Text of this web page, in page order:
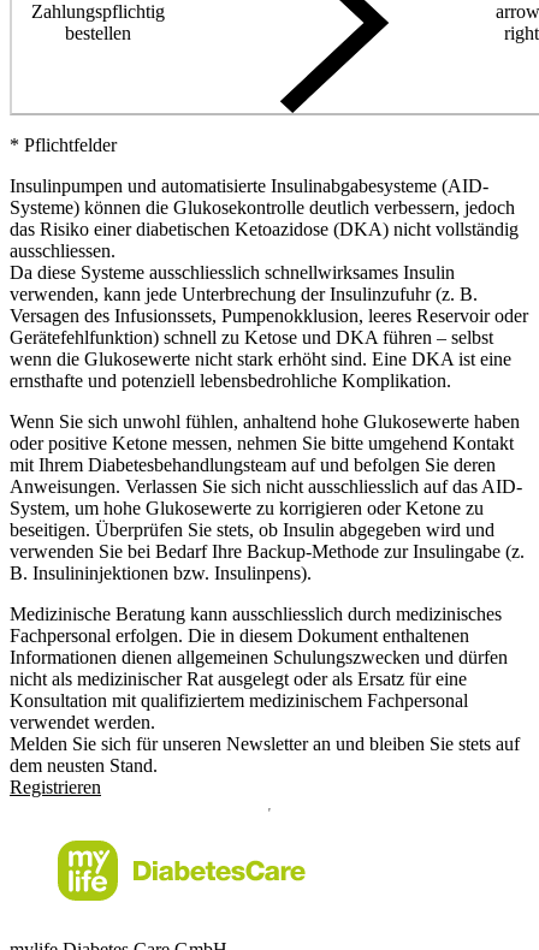
Zahlungspflichtig
bestellen
right
* Pflichtfelder
Insulinpumpen und automatisierte Insulinabgabesysteme (AID-
Systeme) können die Glukosekontrolle deutlich verbessern, jedoch
das Risiko einer diabetischen Ketoazidose (DKA) nicht vollständig
ausschliessen.
Da diese Systeme ausschliesslich schnellwirksames Insulin
verwenden, kann jede Unterbrechung der Insulinzufuhr (z. B.
Versagen des Infusionssets, Pumpenokklusion, leeres Reservoir oder
Gerätefehlfunktion) schnell zu Ketose und DKA führen – selbst
wenn die Glukosewerte nicht stark erhöht sind. Eine DKA ist eine
ernsthafte und potenziell lebensbedrohliche Komplikation.
Wenn Sie sich unwohl fühlen, anhaltend hohe Glukosewerte haben
oder positive Ketone messen, nehmen Sie bitte umgehend Kontakt
mit Ihrem Diabetesbehandlungsteam auf und befolgen Sie deren
Anweisungen. Verlassen Sie sich nicht ausschliesslich auf das AID-
System, um hohe Glukosewerte zu korrigieren oder Ketone zu
beseitigen. Überprüfen Sie stets, ob Insulin abgegeben wird und
verwenden Sie bei Bedarf Ihre Backup-Methode zur Insulingabe (z.
B. Insulininjektionen bzw. Insulinpens).
Medizinische Beratung kann ausschliesslich durch medizinisches
Fachpersonal erfolgen. Die in diesem Dokument enthaltenen
Informationen dienen allgemeinen Schulungszwecken und dürfen
nicht als medizinischer Rat ausgelegt oder als Ersatz für eine
Konsultation mit qualifiziertem medizinischem Fachpersonal
verwendet werden.
Melden Sie sich für unseren Newsletter an und bleiben Sie stets auf
dem neusten Stand.
Registrieren